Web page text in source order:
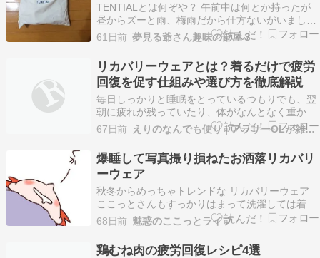
TENTIALとは何ぞや？ 午前中は何とか持ったが
昼からズーと雨、梅雨だから仕方ないがいましば
らくは鬱陶しい日が続くのだろう。と思う今日こ
の頃、嬉しいことも( ﾟДﾟ)、ちょっと前になる
が、同居している娘から”母の日”のプレゼント
と、ちょっと早いが、父の日など忘れてしまい、
いつ…
61日前 夢見る爺さん趣味の部屋３
リカバリーウェアとは？着るだけで疲労
回復を促す仕組みや選び方を徹底解説
毎日しっかりと睡眠をとっているつもりでも、翌
朝に疲れが残っていたり、体がなんとなく重かっ
たりすることはありませんか。忙しい現代社会に
おいて、仕事や家事、プライベートの予定に追わ
れ、理想的な休息を確保するのはなかなか難しい
[…]
67日前 えりのなんでも便り | アラサーOLが雑多にまとめるブログ
爆睡して写真撮り損ねたお洒落リカバリ
ーウェア
秋冬からめっちゃトレンドな リカバリーウェア
ここっとさんもすっかりはまって洗濯しては着
て・・・を繰り返してたんだけど 最近悩みがあっ
た。それは・・・ 持ってるリカバリーウェア両方
長袖 だんだん暑くなってきて着れなくなってきた
そんな時 Recoverypro Lab. と出会…
68日前 魅惑のここっとライフ
鶏むね肉の疲労回復レシピ4選